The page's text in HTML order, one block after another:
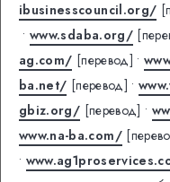
ibusinesscouncil.org/
•www.sdaba.org/
ag.com/ [перевод] •
ba.net/ [перевод] •
gbiz.org/ [перевод] •
www.na-ba.com/
•